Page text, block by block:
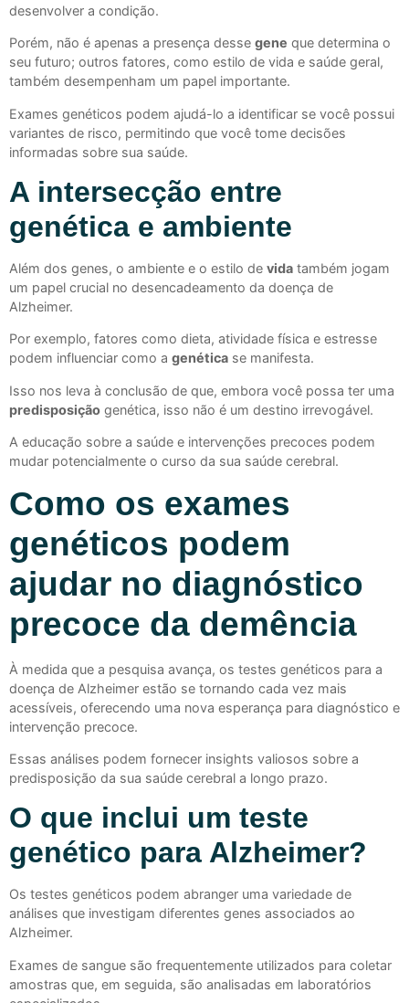
desenvolver a condição.
Porém, não é apenas a presença desse gene que determina o
seu futuro; outros fatores, como estilo de vida e saúde geral,
também desempenham um papel importante.
Exames genéticos podem ajudá-lo a identificar se você possui
variantes de risco, permitindo que você tome decisões
informadas sobre sua saúde.
A intersecção entre
genética e ambiente
Além dos genes, o ambiente e o estilo de vida também jogam
um papel crucial no desencadeamento da doença de
Alzheimer.
Por exemplo, fatores como dieta, atividade física e estresse
podem influenciar como a genética se manifesta.
Isso nos leva à conclusão de que, embora você possa ter uma
predisposição genética, isso não é um destino irrevogável.
A educação sobre a saúde e intervenções precoces podem
mudar potencialmente o curso da sua saúde cerebral.
Como os exames
genéticos podem
ajudar no diagnóstico
precoce da demência
À medida que a pesquisa avança, os testes genéticos para a
doença de Alzheimer estão se tornando cada vez mais
acessíveis, oferecendo uma nova esperança para diagnóstico e
intervenção precoce.
Essas análises podem fornecer insights valiosos sobre a
predisposição da sua saúde cerebral a longo prazo.
O que inclui um teste
genético para Alzheimer?
Os testes genéticos podem abranger uma variedade de
análises que investigam diferentes genes associados ao
Alzheimer.
Exames de sangue são frequentemente utilizados para coletar
amostras que, em seguida, são analisadas em laboratórios